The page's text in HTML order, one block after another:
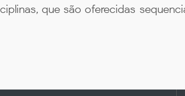
que são oferecidas